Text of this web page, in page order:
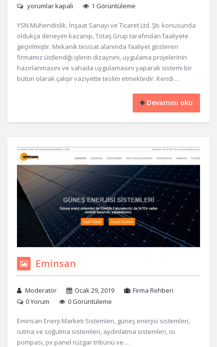
yorumlar kapalı
1 Görüntüleme
YSN Mühendislik, İnşaat Sanayi ve Ticaret Ltd. Şti. konusunda
oldukça deneyim kazanıp, Totaş Grup tarafından faaliyete
geçirilmiştir. Mekanik tesisat alanında faaliyet gösteren
firmamız üstlendiği işlerin dizaynını, uygulama projelerinin
hazırlanmasını ve sahada uygulamasını yaparak sistemi bir
bütün olarak çalışır vaziyette teslim etmektedir. Kendi ...
Devamını oku
Eminsan
Moderatör Ocak 29, 2019
Firma Rehberi
0 Yorum
0 Görüntüleme
Eminsan Enerji Marketi Sistemleri, güneş enerjisi sistemleri,
ısıtma ve soğutma sistemleri, aydınlatma sistemleri, ısı
pompası, pv panel rüzgar tribünü ve ...